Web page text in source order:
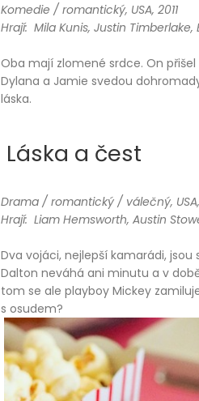
Komedie / romantický, USA, 2011
Hrají: Mila Kunis, Justin
Oba mají zlomené srdce. On
Dylana a Jamie svedou
láska.
Láska a čest
Drama / romantický / válečný, USA,
Hrají: Liam Hemsworth, Austin
Dva vojáci, nejlepší kamarádi,
Dalton neváhá ani minutu a v
tom se ale playboy Mickey
s osudem?